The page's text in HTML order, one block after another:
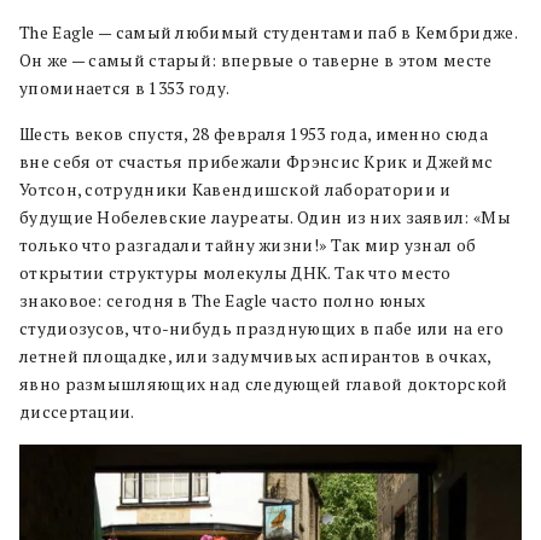
The Eagle — самый любимый студентами паб в Кембридже.
Он же — самый старый: впервые о таверне в этом месте
упоминается в 1353 году.
Шесть веков спустя, 28 февраля 1953 года, именно сюда
вне себя от счастья прибежали Фрэнсис Крик и Джеймс
Уотсон, сотрудники Кавендишской лаборатории и
будущие Нобелевские лауреаты. Один из них заявил: «Мы
только что разгадали тайну жизни!» Так мир узнал об
открытии структуры молекулы ДНК. Так что место
знаковое: сегодня в The Eagle часто полно юных
студиозусов, что-нибудь празднующих в пабе или на его
летней площадке, или задумчивых аспирантов в очках,
явно размышляющих над следующей главой докторской
диссертации.